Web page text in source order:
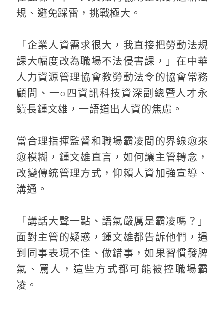
規、避免踩雷，挑戰極大。
「企業人資需求很大，我直接把勞動法規
課大幅度改為職場不法侵害課，」在中華
人力資源管理協會教勞動法令的協會常務
顧問、一○四資訊科技資深副總暨人才永
續長鍾文雄，一語道出人資的焦慮。
當合理指揮監督和職場霸凌間的界線愈來
愈模糊，鍾文雄直言，如何讓主管轉念，
改變傳統管理方式，仰賴人資加強宣導、
溝通。
「講話大聲一點、語氣嚴厲是霸凌嗎？」
面對主管的疑惑，鍾文雄都告訴他們，遇
到同事表現不佳、做錯事，如果習慣發脾
氣、罵人，這些方式都可能被控職場霸
凌。